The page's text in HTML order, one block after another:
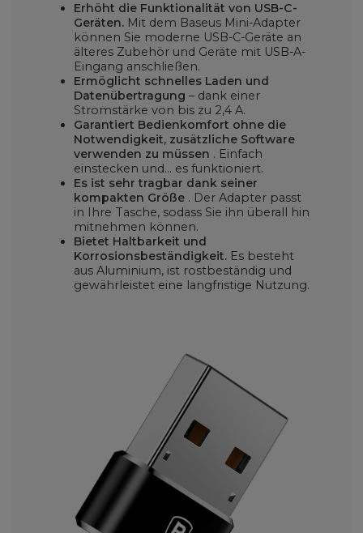
Erhöht die Funktionalität von USB-C-
Geräten. Mit dem Baseus Mini-Adapter
können Sie moderne USB-C-Geräte an
älteres Zubehör und Geräte mit USB-A-
Eingang anschließen.
Ermöglicht schnelles Laden und
Datenübertragung – dank einer
Stromstärke von bis zu 2,4 A.
Garantiert Bedienkomfort ohne die
Notwendigkeit, zusätzliche Software
verwenden zu müssen . Einfach
einstecken und... es funktioniert.
Es ist sehr tragbar dank seiner
kompakten Größe . Der Adapter passt
in Ihre Tasche, sodass Sie ihn überall hin
mitnehmen können.
Bietet Haltbarkeit und
Korrosionsbeständigkeit. Es besteht
aus Aluminium, ist rostbeständig und
gewährleistet eine langfristige Nutzung.